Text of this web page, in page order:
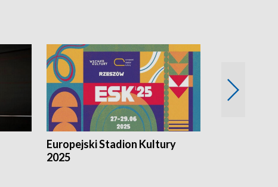
Europejski Stadion Kultury
2025